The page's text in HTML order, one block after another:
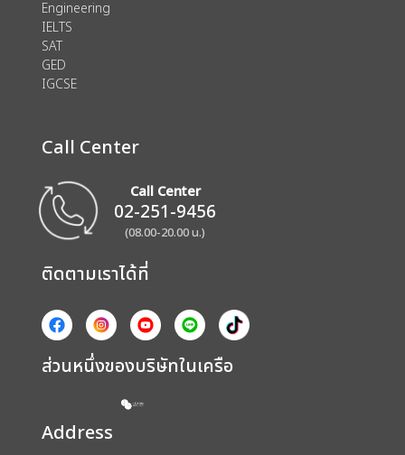
Engineering
IELTS
SAT
GED
IGCSE
Call Center
Call Center
02-251-9456
(08.00-20.00 น.)
ติดตามเราได้ที่
ส่วนหนึ่งของบริษัทในเครือ
Address